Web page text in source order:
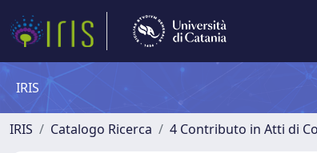
IRIS
IRIS Catalogo Ricerca 4 Contributo in Atti di